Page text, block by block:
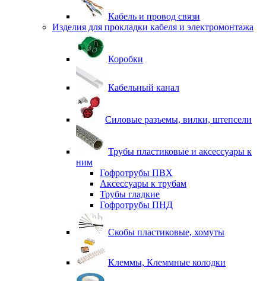
Кабель и провод связи
Изделия для прокладки кабеля и электромонтажа
Коробки
Кабельный канал
Силовые разъемы, вилки, штепсели
Трубы пластиковые и аксессуары к
ним
Гофротрубы ПВХ
Аксессуары к трубам
Трубы гладкие
Гофротрубы ПНД
Скобы пластиковые, хомуты
Клеммы, Клеммные колодки